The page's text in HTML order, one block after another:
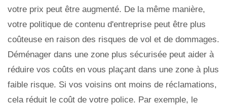
votre prix peut être augmenté. De la même manière,
votre politique de contenu d'entreprise peut être plus
coûteuse en raison des risques de vol et de dommages.
Déménager dans une zone plus sécurisée peut aider à
réduire vos coûts en vous plaçant dans une zone à plus
faible risque. Si vos voisins ont moins de réclamations,
cela réduit le coût de votre police. Par exemple, le